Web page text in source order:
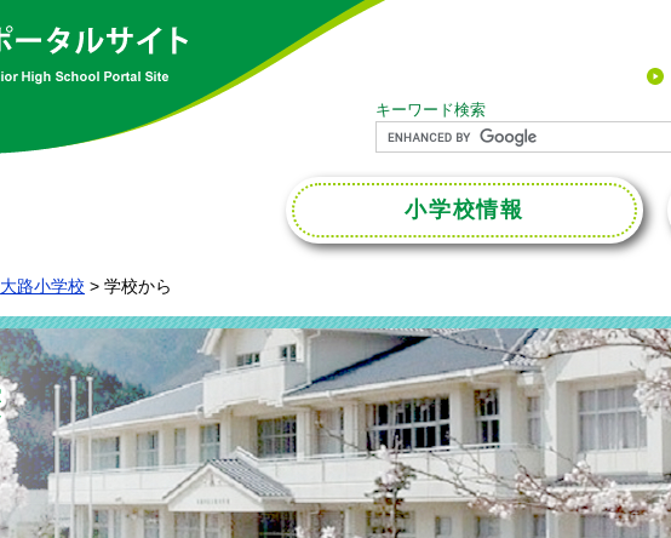
キーワード検索
小学校情報
大路小学校 > 学校から